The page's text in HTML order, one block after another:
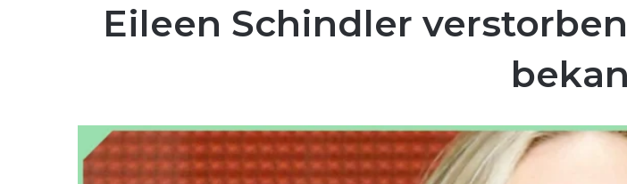
Eileen Schindler